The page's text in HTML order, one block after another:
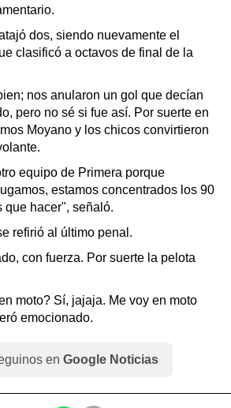
dos, siendo nuevamente el
clasificó a octavos de final de la
nos anularon un gol que decían
pero no sé si fue así. Por suerte en
Moyano y los chicos convirtieron
equipo de Primera porque
estamos concentrados los 90
que hacer", señaló.
refirió al último penal.
con fuerza. Por suerte la pelota
moto? Sí, jajaja. Me voy en moto
emocionado.
en Google Noticias